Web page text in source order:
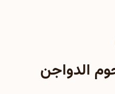
الدواجن